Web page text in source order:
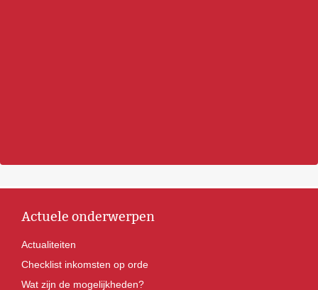
Actuele onderwerpen
Actualiteiten
Checklist inkomsten op orde
Wat zijn de mogelijkheden?